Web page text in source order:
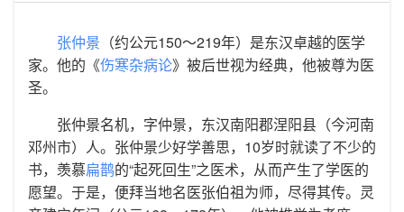
张仲景 （约公元150～219年）是东汉卓越的医学
家。他的《伤寒杂病论》被后世视为经典，他被尊为医
圣。
张仲景名机，字仲景，东汉南阳郡涅阳县（今河南
邓州市）人。张仲景少好学善思，10岁时就读了不少的
书，羡慕扁鹊的“起死回生”之医术，从而产生了学医的
愿望。于是，便拜当地名医张伯祖为师，尽得其传。灵